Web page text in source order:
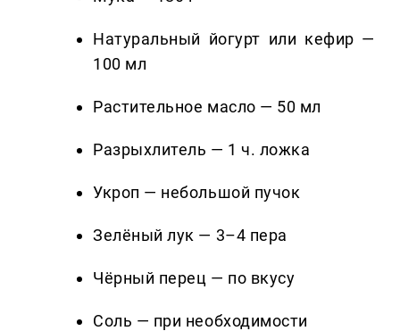
Натуральный йогурт или кефир —
100 мл
Растительное масло — 50 мл
Разрыхлитель — 1 ч. ложка
Укроп — небольшой пучок
Зелёный лук — 3–4 пера
Чёрный перец — по вкусу
Соль — при необходимости